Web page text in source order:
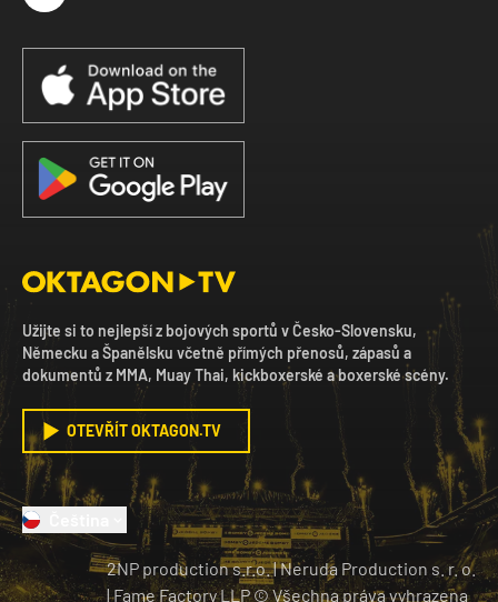
Užijte si to nejlepší z bojových sportů v Česko-Slovensku,
Německu a Španělsku včetně přímých přenosů, zápasů a
dokumentů z MMA, Muay Thai, kickboxerské a boxerské scény.
OTEVŘÍT OKTAGON.TV
2NP production s.r.o.|Neruda Production s. r. o.
| Fame Factory LLP © Všechna práva vyhrazena